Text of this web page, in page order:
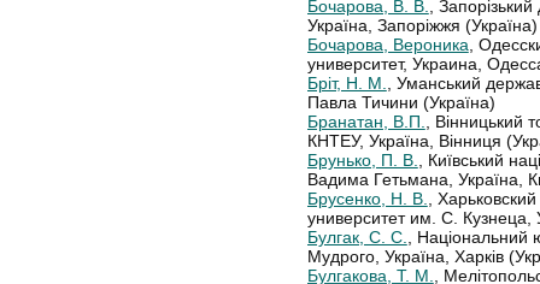
Бочарова, В. В.,
Україна, Запоріжжя (Україна)
Бочарова, Вероника,
университет, Украина,
Бріт, Н. М., Уманський
Павла Тичини (Україна)
Бранатан, В.П., Вінницький
КНТЕУ, Україна, Вінниця
Брунько, П. В., Київський
Вадима Гетьмана, Україна,
Брусенко, Н. В.,
университет им. С. Кузнеца,
Булгак, С. С., Національний
Мудрого, Україна, Харків
Булгакова, Т. М.,